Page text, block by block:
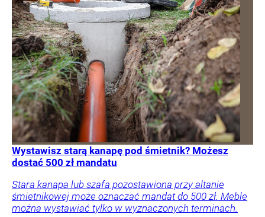
Wystawisz starą kanapę pod śmietnik? Możesz
dostać 500 zł mandatu
Stara kanapa lub szafa pozostawiona przy altanie
śmietnikowej może oznaczać mandat do 500 zł. Meble
można wystawiać tylko w wyznaczonych terminach.